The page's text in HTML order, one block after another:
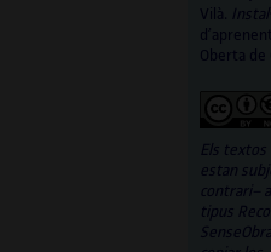
Vilà.
Oberta de
Els textos
estan
contrari–
tipus